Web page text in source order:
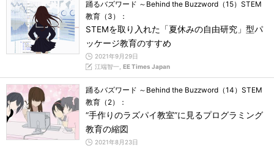
踊るバズワード ～Behind the Buzzword（15）STEM
教育（3）：
STEMを取り入れた「夏休みの自由研究」型パ
ッケージ教育のすすめ
2021年9月29日
江端智一, EE Times Japan
踊るバズワード ～Behind the Buzzword（14）STEM
教育（2）：
“手作りのラズパイ教室”に見るプログラミング
教育の縮図
2021年8月23日